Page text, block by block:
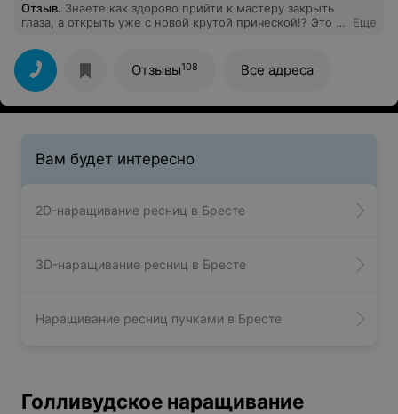
Отзыв. Знаете как здорово прийти к мастеру закрыть
глаза, а открыть уже с новой крутой прической!? Это я
Поверьте найти мастера такого уровня мне не
довелось даже в Европе) И вообще, хожу в этот салон
с открытия)
Еще
Отзывы108 Все адреса
Вам будет интересно
2D-наращивание ресниц в Бресте
3D-наращивание ресниц в Бресте
Наращивание ресниц пучками в Бресте
Голливудское наращивание